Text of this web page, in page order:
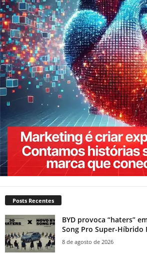
Posts Recentes
BYD provoca “haters”
Song Pro Super-Híbrido
8 de agosto de 2026